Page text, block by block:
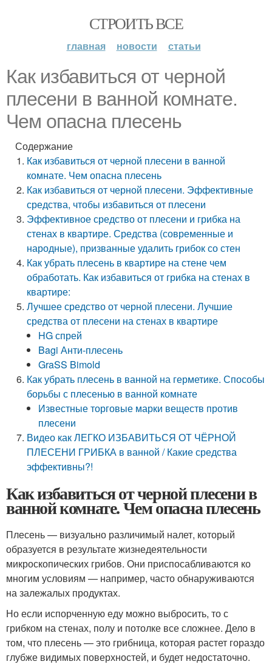
СТРОИТЬ ВСЕ
главная новости статьи
Как избавиться от черной
плесени в ванной комнате.
Чем опасна плесень
Содержание
Как избавиться от черной плесени в ванной
комнате. Чем опасна плесень
Как избавиться от черной плесени. Эффективные
средства, чтобы избавиться от плесени
Эффективное средство от плесени и грибка на
стенах в квартире. Средства (современные и
народные), призванные удалить грибок со стен
Как убрать плесень в квартире на стене чем
обработать. Как избавиться от грибка на стенах в
квартире:
Лучшее средство от черной плесени. Лучшие
средства от плесени на стенах в квартире
HG спрей
Bagi Анти-плесень
GraSS Bimold
Как убрать плесень в ванной на герметике. Способы
борьбы с плесенью в ванной комнате
Известные торговые марки веществ против
плесени
Видео как ЛЕГКО ИЗБАВИТЬСЯ ОТ ЧЁРНОЙ
ПЛЕСЕНИ ГРИБКА в ванной / Какие средства
эффективны?!
Как избавиться от черной плесени в
ванной комнате. Чем опасна плесень
Плесень — визуально различимый налет, который
образуется в результате жизнедеятельности
микроскопических грибов. Они приспосабливаются ко
многим условиям — например, часто обнаруживаются
на залежалых продуктах.
Но если испорченную еду можно выбросить, то с
грибком на стенах, полу и потолке все сложнее. Дело в
том, что плесень — это грибница, которая растет гораздо
глубже видимых поверхностей, и будет недостаточно.